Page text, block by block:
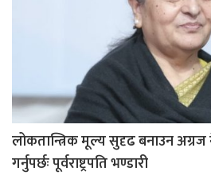
लोकतान्त्रिक मूल्य सुदृढ बनाउन
गर्नुपर्छः पूर्वराष्ट्रपति भण्डारी